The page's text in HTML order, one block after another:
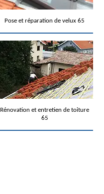
Pose et réparation de velux 65
Rénovation et entretien de toiture
65